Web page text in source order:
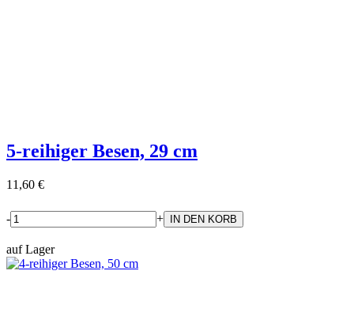
5-reihiger Besen, 29 cm
11,60 €
- +
auf Lager